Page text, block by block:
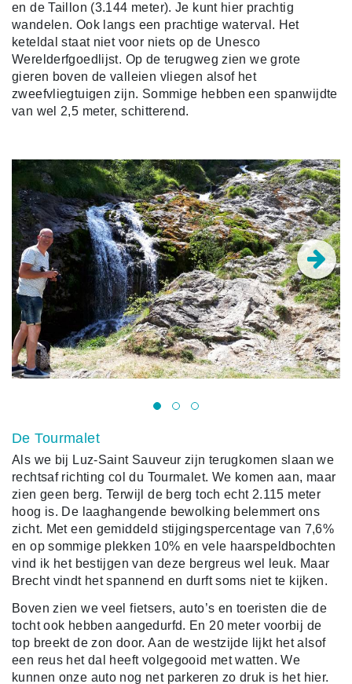
en de Taillon (3.144 meter). Je kunt hier prachtig
wandelen. Ook langs een prachtige waterval. Het
keteldal staat niet voor niets op de Unesco
Werelderfgoedlijst. Op de terugweg zien we grote
gieren boven de valleien vliegen alsof het
zweefvliegtuigen zijn. Sommige hebben een spanwijdte
van wel 2,5 meter, schitterend.
De Tourmalet
Als we bij Luz-Saint Sauveur zijn terugkomen slaan we
rechtsaf richting col du Tourmalet. We komen aan, maar
zien geen berg. Terwijl de berg toch echt 2.115 meter
hoog is. De laaghangende bewolking belemmert ons
zicht. Met een gemiddeld stijgingspercentage van 7,6%
en op sommige plekken 10% en vele haarspeldbochten
vind ik het bestijgen van deze bergreus wel leuk. Maar
Brecht vindt het spannend en durft soms niet te kijken.
Boven zien we veel fietsers, auto’s en toeristen die de
tocht ook hebben aangedurfd. En 20 meter voorbij de
top breekt de zon door. Aan de westzijde lijkt het alsof
een reus het dal heeft volgegooid met watten. We
kunnen onze auto nog net parkeren zo druk is het hier.